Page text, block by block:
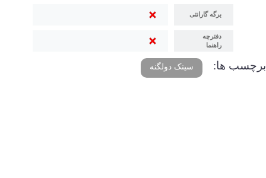
برگه گارانتی
دفترچه
راهنما
برچسب ها: سینک دولگنه